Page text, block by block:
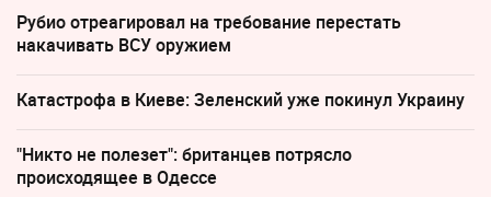
Рубио отреагировал на требование перестать
накачивать ВСУ оружием
Катастрофа в Киеве: Зеленский уже покинул Украину
"Никто не полезет": британцев потрясло
происходящее в Одессе